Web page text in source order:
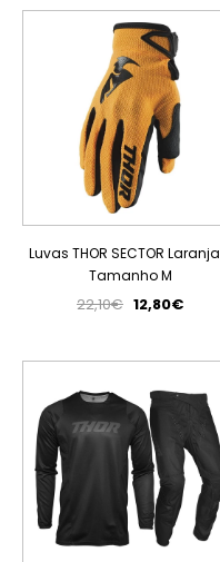
Luvas THOR SECTOR
Tamanho M
22,10€ 12,80€